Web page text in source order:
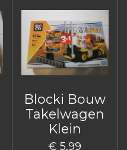
Blocki Bouw
Takelwagen
Klein
€ 5,99